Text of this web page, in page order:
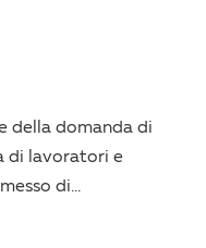
della domanda di
di lavoratori e
di...